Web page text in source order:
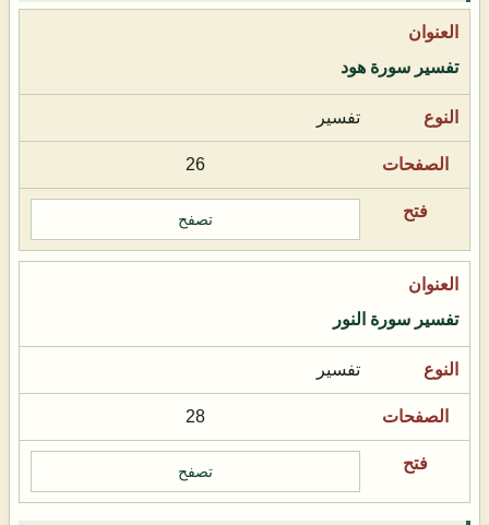
تفسير سورة هود
تفسير
26
تصفح
تفسير سورة النور
تفسير
28
تصفح